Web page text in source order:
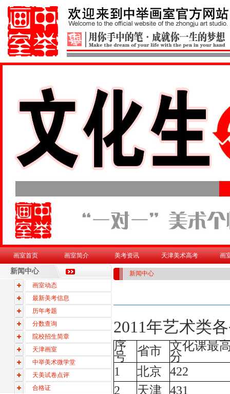
画室首页 画室简介 美考资讯 天津美术高考 画
新闻中心
画室动态
最新美考信息
历年考题
分数查询
院校招生简章
天津画室
中举美术微学堂
天美试卷点评
合格证
新闻中心
2011年艺术类
序
号
省市
文化课最
分
1
北京
422
2
天津
431